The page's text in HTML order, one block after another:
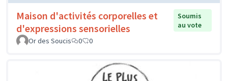
Maison d'activités corporelles et
d'expressions sensorielles
Soumis
au vote
Or des Soucis
0 0